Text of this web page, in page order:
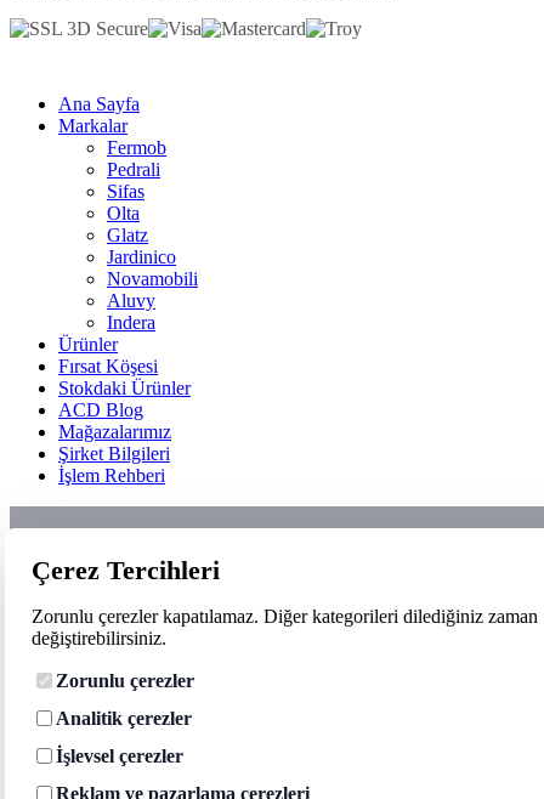
Ana Sayfa
Markalar
Fermob
Pedrali
Sifas
Olta
Glatz
Jardinico
Novamobili
Aluvy
Indera
Ürünler
Fırsat Köşesi
Stokdaki Ürünler
ACD Blog
Mağazalarımız
Şirket Bilgileri
İşlem Rehberi
Çerez Tercihleri
Zorunlu çerezler kapatılamaz. Diğer kategorileri dilediğiniz zaman
değiştirebilirsiniz.
Zorunlu çerezler
Analitik çerezler
İşlevsel çerezler
Reklam ve pazarlama çerezleri